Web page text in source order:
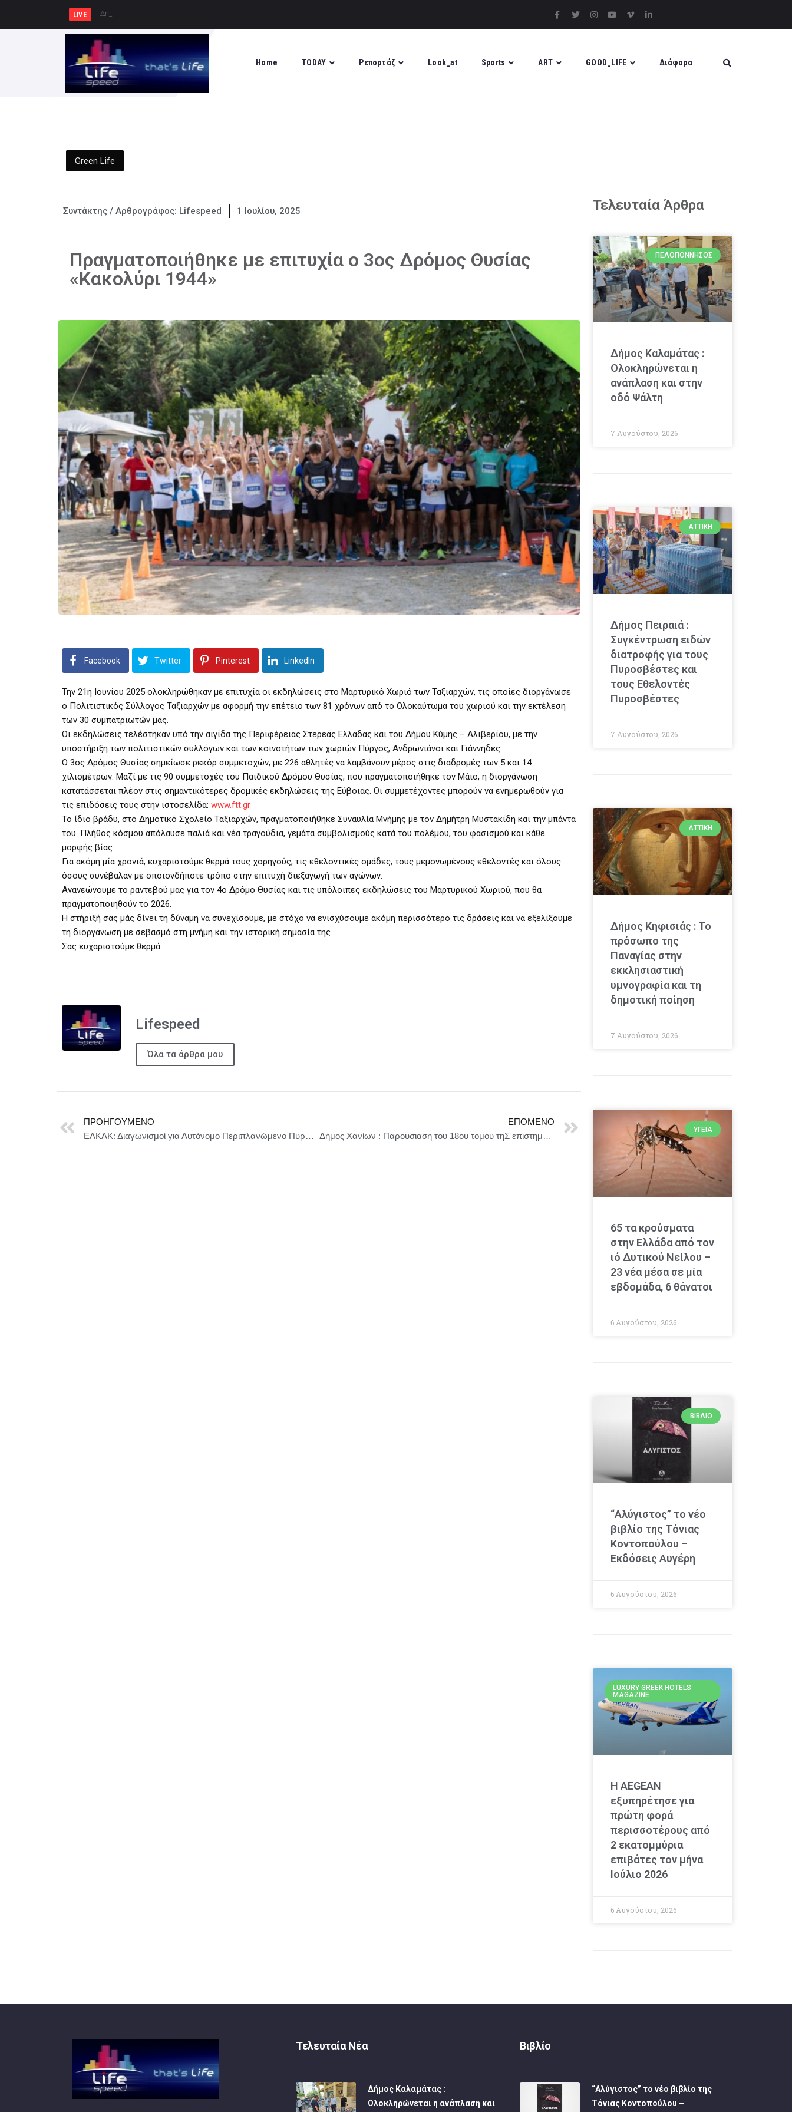
LIVE Δήμος Πειραιά : Συγκέντρωση ει
Home TODAY Ρεπορτάζ Look_at Sports ART GOOD_LIFE Διάφορα
Green Life
Συντάκτης / Αρθρογράφος: Lifespeed 1 Ιουλίου, 2025
Πραγματοποιήθηκε με επιτυχία ο 3ος Δρόμος Θυσίας
«Κακολύρι 1944»
Facebook Twitter Pinterest LinkedIn
Την 21η Ιουνίου 2025 ολοκληρώθηκαν με επιτυχία οι εκδηλώσεις στο Μαρτυρικό Χωριό των Ταξιαρχών, τις οποίες διοργάνωσε
ο Πολιτιστικός Σύλλογος Ταξιαρχών με αφορμή την επέτειο των 81 χρόνων από το Ολοκαύτωμα του χωριού και την εκτέλεση
των 30 συμπατριωτών μας.
Οι εκδηλώσεις τελέστηκαν υπό την αιγίδα της Περιφέρειας Στερεάς Ελλάδας και του Δήμου Κύμης – Αλιβερίου, με την
υποστήριξη των πολιτιστικών συλλόγων και των κοινοτήτων των χωριών Πύργος, Ανδρωνιάνοι και Γιάννηδες.
Ο 3ος Δρόμος Θυσίας σημείωσε ρεκόρ συμμετοχών, με 226 αθλητές να λαμβάνουν μέρος στις διαδρομές των 5 και 14
χιλιομέτρων. Μαζί με τις 90 συμμετοχές του Παιδικού Δρόμου Θυσίας, που πραγματοποιήθηκε τον Μάιο, η διοργάνωση
κατατάσσεται πλέον στις σημαντικότερες δρομικές εκδηλώσεις της Εύβοιας. Οι συμμετέχοντες μπορούν να ενημερωθούν για
τις επιδόσεις τους στην ιστοσελίδα: www.ftt.gr
Το ίδιο βράδυ, στο Δημοτικό Σχολείο Ταξιαρχών, πραγματοποιήθηκε Συναυλία Μνήμης με τον Δημήτρη Μυστακίδη και την μπάντα
του. Πλήθος κόσμου απόλαυσε παλιά και νέα τραγούδια, γεμάτα συμβολισμούς κατά του πολέμου, του φασισμού και κάθε
μορφής βίας.
Για ακόμη μία χρονιά, ευχαριστούμε θερμά τους χορηγούς, τις εθελοντικές ομάδες, τους μεμονωμένους εθελοντές και όλους
όσους συνέβαλαν με οποιονδήποτε τρόπο στην επιτυχή διεξαγωγή των αγώνων.
Ανανεώνουμε το ραντεβού μας για τον 4ο Δρόμο Θυσίας και τις υπόλοιπες εκδηλώσεις του Μαρτυρικού Χωριού, που θα
πραγματοποιηθούν το 2026.
Η στήριξή σας μάς δίνει τη δύναμη να συνεχίσουμε, με στόχο να ενισχύσουμε ακόμη περισσότερο τις δράσεις και να εξελίξουμε
τη διοργάνωση με σεβασμό στη μνήμη και την ιστορική σημασία της.
Σας ευχαριστούμε θερμά.
Lifespeed
Όλα τα άρθρα μου
ΠΡΟΗΓΟΎΜΕΝΟ
ΕΛΚΑΚ: Διαγωνισμοί για Αυτόνομο Περιπλανώμενο Πυρομαχικό και Αρθρωτό Δίκτυο 5G Επικοινωνιών
ΕΠΌΜΕΝΟ
Δήμος Χανίων : Παρουσιαση του 18ου τομου τηΣ επιστημονικηΣ εκδοσηΣ «ΕΝ ΧΑΝΙΟΙΣ 2024»
Τελευταία Άρθρα
ΠΕΛΟΠΌΝΝΗΣΟΣ
Δήμος Καλαμάτας :
Ολοκληρώνεται η
ανάπλαση και στην
οδό Ψάλτη
7 Αυγούστου, 2026
ΑΤΤΙΚΉ
Δήμος Πειραιά :
Συγκέντρωση ειδών
διατροφής για τους
Πυροσβέστες και
τους Εθελοντές
Πυροσβέστες
7 Αυγούστου, 2026
ΑΤΤΙΚΉ
Δήμος Κηφισιάς : Το
πρόσωπο της
Παναγίας στην
εκκλησιαστική
υμνογραφία και τη
δημοτική ποίηση
7 Αυγούστου, 2026
ΥΓΕΊΑ
65 τα κρούσματα
στην Ελλάδα από τον
ιό Δυτικού Νείλου –
23 νέα μέσα σε μία
εβδομάδα, 6 θάνατοι
6 Αυγούστου, 2026
ΒΙΒΛΊΟ
“Αλύγιστος” το νέο
βιβλίο της Τόνιας
Κοντοπούλου –
Εκδόσεις Αυγέρη
6 Αυγούστου, 2026
LUXURY GREEK HOTELS
MAGAZINE
Η AEGEAN
εξυπηρέτησε για
πρώτη φορά
περισσοτέρους από
2 εκατομμύρια
επιβάτες τον μήνα
Ιούλιο 2026
6 Αυγούστου, 2026
Τελευταία Νέα
Δήμος Καλαμάτας :
Ολοκληρώνεται η ανάπλαση και
Βιβλίο
“Αλύγιστος” το νέο βιβλίο της
Τόνιας Κοντοπούλου –